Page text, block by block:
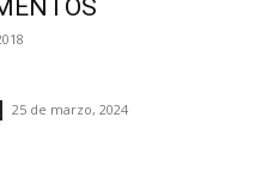
25 de marzo, 2024